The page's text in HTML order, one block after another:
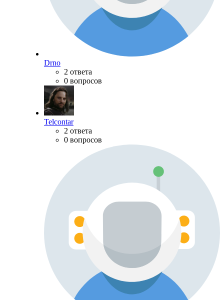
Drno
2 ответа
0 вопросов
Telcontar
2 ответа
0 вопросов